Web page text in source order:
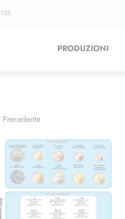
PRODUZIONI